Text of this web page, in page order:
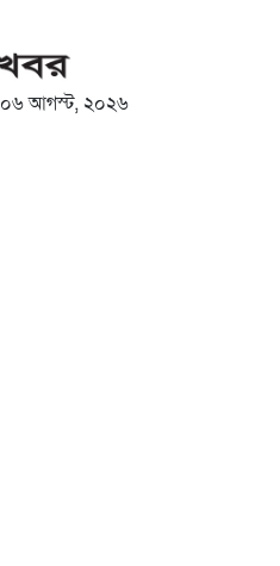
০৬ আগস্ট, ২০২৬